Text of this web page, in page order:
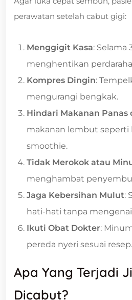
perawatan setelah cabut gigi:
Menggigit Kasa:
menghentikan
Kompres Dingin:
mengurangi bengkak.
Hindari Makanan Panas
makanan lembut seperti
smoothie.
Tidak Merokok atau
menghambat
Jaga Kebersihan Mulut:
hati-hati tanpa mengenai
Ikuti Obat Dokter:
pereda nyeri sesuai resep.
Apa Yang Terjadi
Dicabut?